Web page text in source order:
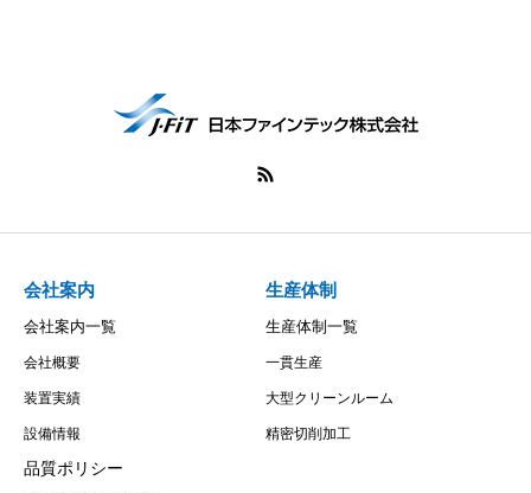
会社案内
会社案内一覧
会社概要
装置実績
設備情報
品質ポリシー
生産体制
生産体制一覧
一貫生産
大型クリーンルーム
精密切削加工